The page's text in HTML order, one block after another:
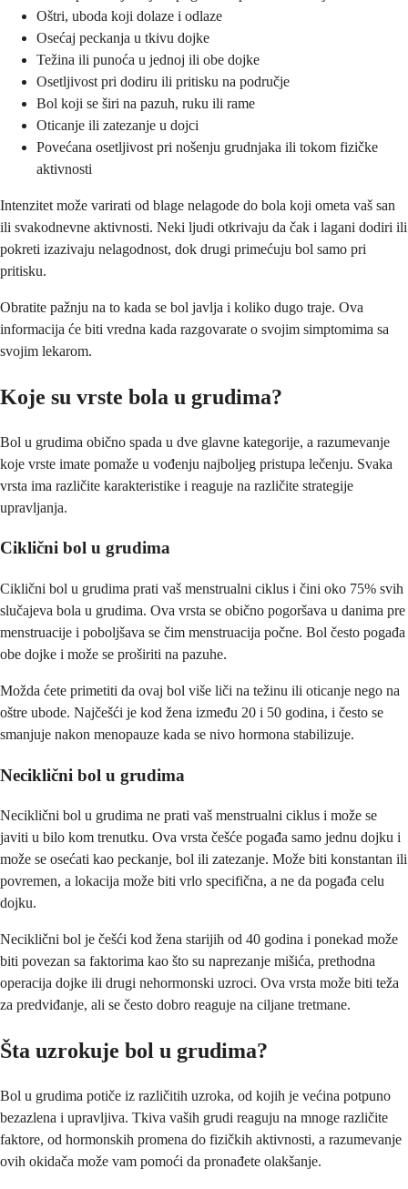
Oštri, uboda koji dolaze i odlaze
Osećaj peckanja u tkivu dojke
Težina ili punoća u jednoj ili obe dojke
Osetljivost pri dodiru ili pritisku na područje
Bol koji se širi na pazuh, ruku ili rame
Oticanje ili zatezanje u dojci
Povećana osetljivost pri nošenju grudnjaka ili tokom fizičke
aktivnosti
Intenzitet može varirati od blage nelagode do bola koji ometa vaš san
ili svakodnevne aktivnosti. Neki ljudi otkrivaju da čak i lagani dodiri ili
pokreti izazivaju nelagodnost, dok drugi primećuju bol samo pri
pritisku.
Obratite pažnju na to kada se bol javlja i koliko dugo traje. Ova
informacija će biti vredna kada razgovarate o svojim simptomima sa
svojim lekarom.
Koje su vrste bola u grudima?
Bol u grudima obično spada u dve glavne kategorije, a razumevanje
koje vrste imate pomaže u vođenju najboljeg pristupa lečenju. Svaka
vrsta ima različite karakteristike i reaguje na različite strategije
upravljanja.
Ciklični bol u grudima
Ciklični bol u grudima prati vaš menstrualni ciklus i čini oko 75% svih
slučajeva bola u grudima. Ova vrsta se obično pogoršava u danima pre
menstruacije i poboljšava se čim menstruacija počne. Bol često pogađa
obe dojke i može se proširiti na pazuhe.
Možda ćete primetiti da ovaj bol više liči na težinu ili oticanje nego na
oštre ubode. Najčešći je kod žena između 20 i 50 godina, i često se
smanjuje nakon menopauze kada se nivo hormona stabilizuje.
Neciklični bol u grudima
Neciklični bol u grudima ne prati vaš menstrualni ciklus i može se
javiti u bilo kom trenutku. Ova vrsta češće pogađa samo jednu dojku i
može se osećati kao peckanje, bol ili zatezanje. Može biti konstantan ili
povremen, a lokacija može biti vrlo specifična, a ne da pogađa celu
dojku.
Neciklični bol je češći kod žena starijih od 40 godina i ponekad može
biti povezan sa faktorima kao što su naprezanje mišića, prethodna
operacija dojke ili drugi nehormonski uzroci. Ova vrsta može biti teža
za predviđanje, ali se često dobro reaguje na ciljane tretmane.
Šta uzrokuje bol u grudima?
Bol u grudima potiče iz različitih uzroka, od kojih je većina potpuno
bezazlena i upravljiva. Tkiva vaših grudi reaguju na mnoge različite
faktore, od hormonskih promena do fizičkih aktivnosti, a razumevanje
ovih okidača može vam pomoći da pronađete olakšanje.